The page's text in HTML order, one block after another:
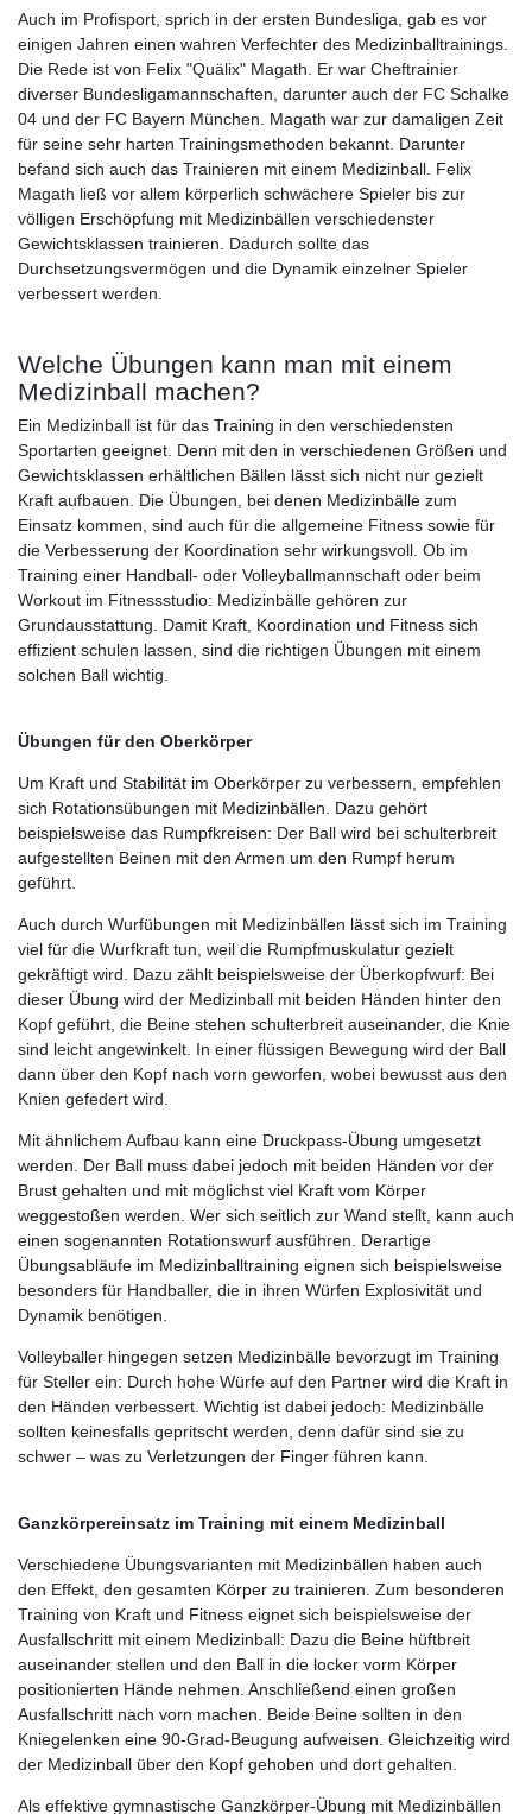
Auch im Profisport, sprich in der ersten Bundesliga, gab es vor
einigen Jahren einen wahren Verfechter des Medizinballtrainings.
Die Rede ist von Felix "Quälix" Magath. Er war Cheftrainier
diverser Bundesligamannschaften, darunter auch der FC Schalke
04 und der FC Bayern München. Magath war zur damaligen Zeit
für seine sehr harten Trainingsmethoden bekannt. Darunter
befand sich auch das Trainieren mit einem Medizinball. Felix
Magath ließ vor allem körperlich schwächere Spieler bis zur
völligen Erschöpfung mit Medizinbällen verschiedenster
Gewichtsklassen trainieren. Dadurch sollte das
Durchsetzungsvermögen und die Dynamik einzelner Spieler
verbessert werden.
Welche Übungen kann man mit einem
Medizinball machen?
Ein Medizinball ist für das Training in den verschiedensten
Sportarten geeignet. Denn mit den in verschiedenen Größen und
Gewichtsklassen erhältlichen Bällen lässt sich nicht nur gezielt
Kraft aufbauen. Die Übungen, bei denen Medizinbälle zum
Einsatz kommen, sind auch für die allgemeine Fitness sowie für
die Verbesserung der Koordination sehr wirkungsvoll. Ob im
Training einer Handball- oder Volleyballmannschaft oder beim
Workout im Fitnessstudio: Medizinbälle gehören zur
Grundausstattung. Damit Kraft, Koordination und Fitness sich
effizient schulen lassen, sind die richtigen Übungen mit einem
solchen Ball wichtig.
Übungen für den Oberkörper
Um Kraft und Stabilität im Oberkörper zu verbessern, empfehlen
sich Rotationsübungen mit Medizinbällen. Dazu gehört
beispielsweise das Rumpfkreisen: Der Ball wird bei schulterbreit
aufgestellten Beinen mit den Armen um den Rumpf herum
geführt.
Auch durch Wurfübungen mit Medizinbällen lässt sich im Training
viel für die Wurfkraft tun, weil die Rumpfmuskulatur gezielt
gekräftigt wird. Dazu zählt beispielsweise der Überkopfwurf: Bei
dieser Übung wird der Medizinball mit beiden Händen hinter den
Kopf geführt, die Beine stehen schulterbreit auseinander, die Knie
sind leicht angewinkelt. In einer flüssigen Bewegung wird der Ball
dann über den Kopf nach vorn geworfen, wobei bewusst aus den
Knien gefedert wird.
Mit ähnlichem Aufbau kann eine Druckpass-Übung umgesetzt
werden. Der Ball muss dabei jedoch mit beiden Händen vor der
Brust gehalten und mit möglichst viel Kraft vom Körper
weggestoßen werden. Wer sich seitlich zur Wand stellt, kann auch
einen sogenannten Rotationswurf ausführen. Derartige
Übungsabläufe im Medizinballtraining eignen sich beispielsweise
besonders für Handballer, die in ihren Würfen Explosivität und
Dynamik benötigen.
Volleyballer hingegen setzen Medizinbälle bevorzugt im Training
für Steller ein: Durch hohe Würfe auf den Partner wird die Kraft in
den Händen verbessert. Wichtig ist dabei jedoch: Medizinbälle
sollten keinesfalls gepritscht werden, denn dafür sind sie zu
schwer – was zu Verletzungen der Finger führen kann.
Ganzkörpereinsatz im Training mit einem Medizinball
Verschiedene Übungsvarianten mit Medizinbällen haben auch
den Effekt, den gesamten Körper zu trainieren. Zum besonderen
Training von Kraft und Fitness eignet sich beispielsweise der
Ausfallschritt mit einem Medizinball: Dazu die Beine hüftbreit
auseinander stellen und den Ball in die locker vorm Körper
positionierten Hände nehmen. Anschließend einen großen
Ausfallschritt nach vorn machen. Beide Beine sollten in den
Kniegelenken eine 90-Grad-Beugung aufweisen. Gleichzeitig wird
der Medizinball über den Kopf gehoben und dort gehalten.
Als effektive gymnastische Ganzkörper-Übung mit Medizinbällen